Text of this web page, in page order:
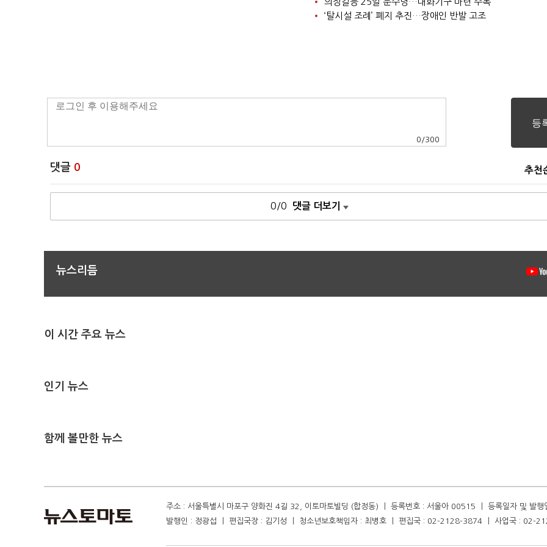
‘탈시설 조례’ 폐지 추진…장애인 반발 고조
0 /300
댓글 0 추천
0/0 댓글 더보기
뉴스리듬
이 시간 주요 뉴스
인기 뉴스
함께 볼만한 뉴스
주소 : 서울특별시 마포구 양화진 4길 32, 이토마토빌딩 (합정동) ㅣ 등록번호 : 서울아 00515 ㅣ 등록일자 및 발
발행인 : 정광섭 ㅣ 편집국장 : 김기성 ㅣ 청소년보호책임자 : 최병호 ㅣ 편집국 : 02-2128-3874 ㅣ 사업국 : 02-